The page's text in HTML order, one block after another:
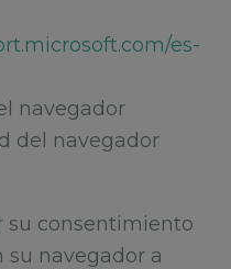
es-
navegador
del navegador
su consentimiento
su navegador a